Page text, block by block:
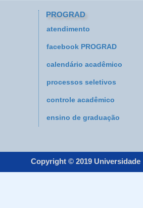
PROGRAD
atendimento
facebook PROGRAD
calendário acadêmico
processos seletivos
controle acadêmico
ensino de graduação
Copyright © 2019 Universidade